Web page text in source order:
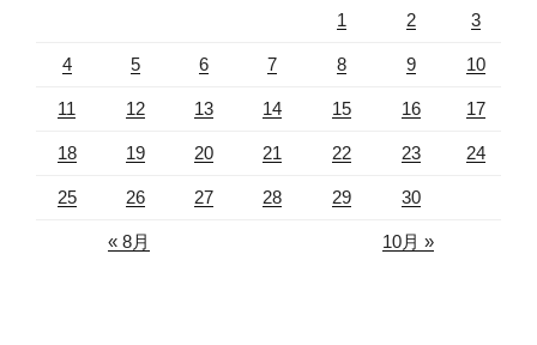
1 2 3
4 5 6 7 8 9 10
11 12 13 14 15 16 17
18 19 20 21 22 23 24
25 26 27 28 29 30
« 8月 10月 »